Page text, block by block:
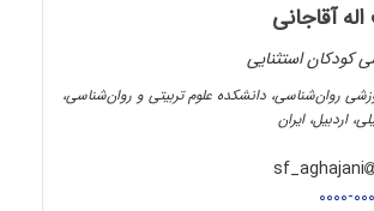
آقاجانی
کودکان استثنایی
روان‌شناسی، دانشکده علوم تربیتی و روان‌شناسی،
اردبیل، ایران
0000-